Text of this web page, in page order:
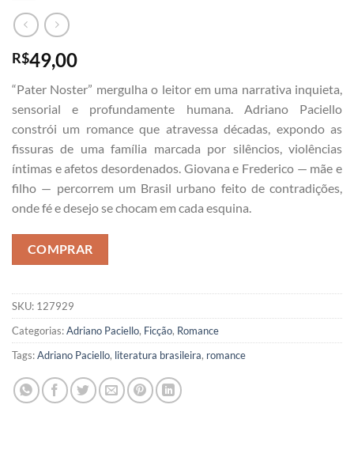
R$49,00
“Pater Noster” mergulha o leitor em uma narrativa inquieta,
sensorial e profundamente humana. Adriano Paciello
constrói um romance que atravessa décadas, expondo as
fissuras de uma família marcada por silêncios, violências
íntimas e afetos desordenados. Giovana e Frederico — mãe e
filho — percorrem um Brasil urbano feito de contradições,
onde fé e desejo se chocam em cada esquina.
COMPRAR
SKU: 127929
Categorias:Adriano Paciello, Ficção, Romance
Tags:Adriano Paciello, literatura brasileira, romance